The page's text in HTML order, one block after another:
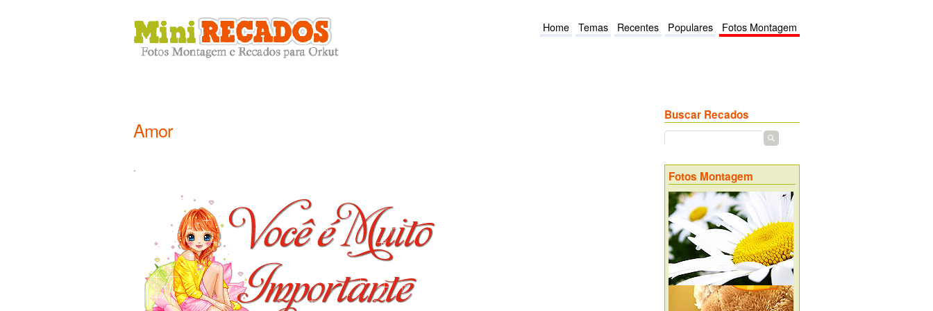
Home Temas Recentes Populares Fotos Montagem
Amor
.
Buscar Recados
Fotos Montagem